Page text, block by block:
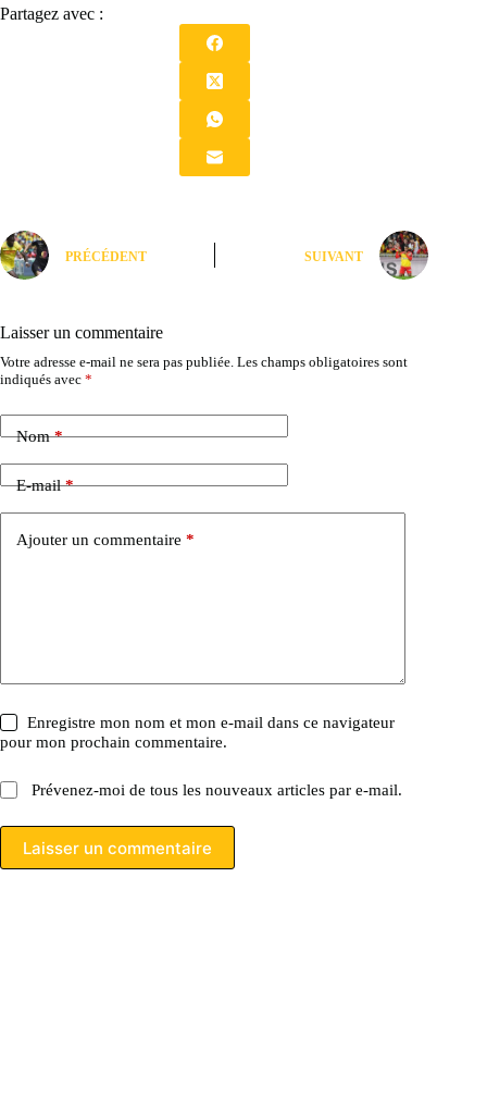
Partagez avec :
PRÉCÉDENT SUIVANT
Laisser un commentaire
Votre adresse e-mail ne sera pas publiée. Les champs obligatoires sont
indiqués avec *
Nom*
E-mail*
Ajouter un commentaire *
Enregistre mon nom et mon e-mail dans ce navigateur
pour mon prochain commentaire.
Prévenez-moi de tous les nouveaux articles par e-mail.
Laisser un commentaire